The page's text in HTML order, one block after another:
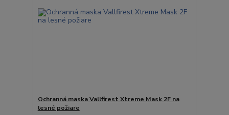
Ochranná maska Vallfirest Xtreme Mask 2F na
lesné požiare